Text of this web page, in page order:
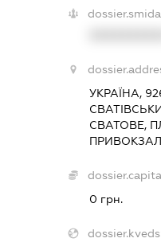
УКРАЇНА,
СВАТОВЕ,
0 грн.